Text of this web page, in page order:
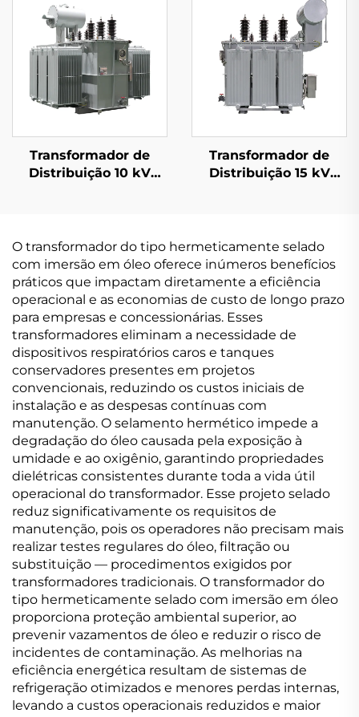
Transformador de
Distribuição 10 kV
Transformador de
Distribuição 15 kV
O transformador do tipo hermeticamente selado
com imersão em óleo oferece inúmeros benefícios
práticos que impactam diretamente a eficiência
operacional e as economias de custo de longo prazo
para empresas e concessionárias. Esses
transformadores eliminam a necessidade de
dispositivos respiratórios caros e tanques
conservadores presentes em projetos
convencionais, reduzindo os custos iniciais de
instalação e as despesas contínuas com
manutenção. O selamento hermético impede a
degradação do óleo causada pela exposição à
umidade e ao oxigênio, garantindo propriedades
dielétricas consistentes durante toda a vida útil
operacional do transformador. Esse projeto selado
reduz significativamente os requisitos de
manutenção, pois os operadores não precisam mais
realizar testes regulares do óleo, filtração ou
substituição — procedimentos exigidos por
transformadores tradicionais. O transformador do
tipo hermeticamente selado com imersão em óleo
proporciona proteção ambiental superior, ao
prevenir vazamentos de óleo e reduzir o risco de
incidentes de contaminação. As melhorias na
eficiência energética resultam de sistemas de
refrigeração otimizados e menores perdas internas,
levando a custos operacionais reduzidos e maior